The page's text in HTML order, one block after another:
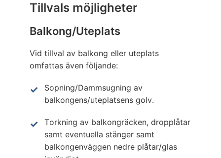
Tillvals möjligheter
Balkong/Uteplats
Vid tillval av balkong eller uteplats
omfattas även följande:
Sopning/Dammsugning av
balkongens/uteplatsens golv.
Torkning av balkongräcken, dropplåtar
samt eventuella stänger samt
balkongenväggen nedre plåtar/glas